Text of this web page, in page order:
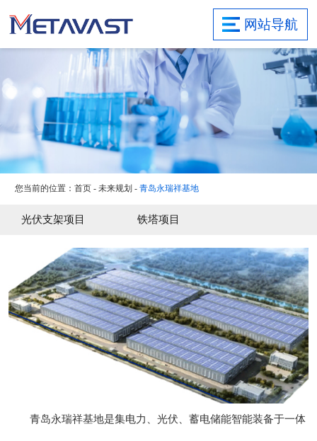
网站导航
首页
关于集团
业务领域
项目案例
新闻资讯
社会责任
联系我们
旗下子公司
您当前的位置：首页-未来规划 -青岛永瑞祥基地
光伏支架项目 铁塔项目
青岛永瑞祥基地是集电力、光伏、蓄电储能智能装备于一体